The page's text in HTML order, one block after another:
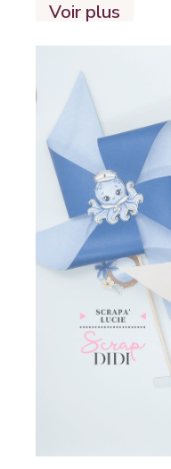
Voir plus